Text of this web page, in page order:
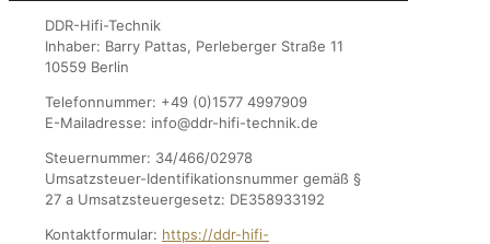
DDR-Hifi-Technik
Inhaber: Barry Pattas, Perleberger Straße 11
10559 Berlin
Telefonnummer: +49 (0)1577 4997909
E-Mailadresse: info@ddr-hifi-technik.de
Steuernummer: 34/466/02978
Umsatzsteuer-Identifikationsnummer gemäß §
27 a Umsatzsteuergesetz: DE358933192
Kontaktformular: https://ddr-hifi-